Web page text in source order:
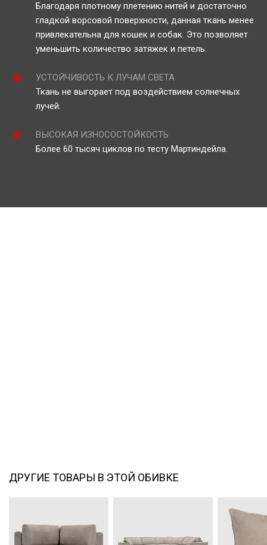
Благодаря плотному плетению нитей и достаточно
гладкой ворсовой поверхности, данная ткань менее
привлекательна для кошек и собак. Это позволяет
уменьшить количество затяжек и петель.
УСТОЙЧИВОСТЬ К ЛУЧАМ СВЕТА
Ткань не выгорает под воздействием солнечных
лучей.
ВЫСОКАЯ ИЗНОСОСТОЙКОСТЬ
Более 60 тысяч циклов по тесту Мартиндейла.
ДРУГИЕ ТОВАРЫ В ЭТОЙ ОБИВКЕ